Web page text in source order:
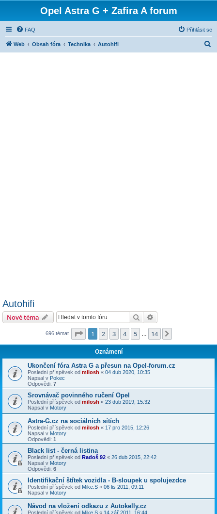
Opel Astra G + Zafira A forum
FAQ Přihlásit se
Web Obsah fóra Technika Autohifi
Autohifi
Nové téma Hledat
696 témat Stránka z 14
1 2 3 4 5 14
Oznámení
Ukončení fóra Astra G a přesun na Opel-forum.cz
Poslední příspěvek od milosh « 04 dub 2020, 10:35
Napsal v Pokec
Odpovědi: 7
Srovnávač povinného ručení Opel
Poslední příspěvek od milosh « 23 dub 2019, 15:32
Napsal v Motory
Astra-G.cz na sociálních sítích
Poslední příspěvek od milosh « 17 pro 2015, 12:26
Napsal v Motory
Odpovědi: 1
Black list - černá listina
Poslední příspěvek od Radoš 92 « 26 dub 2015, 22:42
Napsal v Motory
Odpovědi: 6
Identifikační štítek vozidla - B-sloupek u spolujezdce
Poslední příspěvek od Mike.S « 06 lis 2011, 09:11
Napsal v Motory
Návod na vložení odkazu z Autokelly.cz
Poslední příspěvek od Mike.S « 14 zář 2011, 16:44